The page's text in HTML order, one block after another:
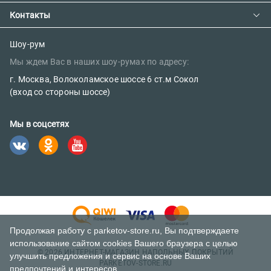
Сотрудничество
Наш блог
Предзаказ товара с фабрики
Как сделать заказ
Политика конфиденциальности
Контакты
E-mail:
sales@parketov-store.ru
Телефоны:
Шоу-рум
Мы ждем Вас в наших шоу-румах по адресу:
г. Москва, Волоколамское шоссе 6 ст.м Сокол
(вход со стороны шоссе)
Мы в соцсетях
© 2026 ИНТЕРНЕТ-МАГАЗИН НАПОЛЬНЫХ ПОКРЫТИЙ
PARKETOV-STORE.RU
Продолжая работу с parketov-store.ru, Вы подтверждаете
использование сайтом cookies Вашего браузера с целью
улучшить предложения и сервис на основе Ваших
предпочтений и интересов.